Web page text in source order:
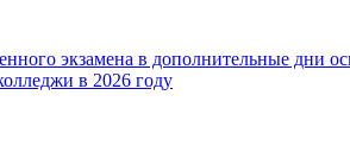
экзамена в дополнительные дни
в 2026 году